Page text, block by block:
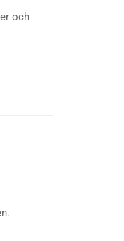
och